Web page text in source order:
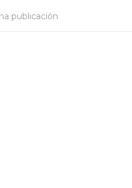
publicación